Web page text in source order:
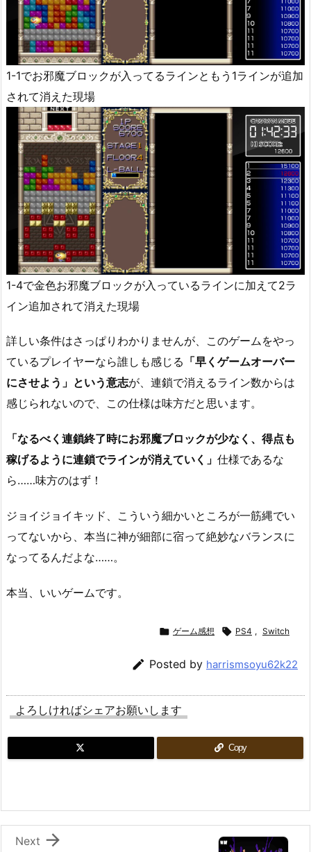
1-1でお邪魔ブロックが入ってるラインともう1ラインが追加
されて消えた現場
1-4で金色お邪魔ブロックが入っているラインに加えて2ラ
イン追加されて消えた現場
詳しい条件はさっぱりわかりませんが、このゲームをやっ
ているプレイヤーなら誰しも感じる 「早くゲームオーバー
にさせよう」という意志が、連鎖で消えるライン数からは
感じられないので、この仕様は味方だと思います。
「なるべく連鎖終了時にお邪魔ブロックが少なく、得点も
稼げるように連鎖でラインが消えていく」 仕様であるな
ら……味方のはず！
ジョイジョイキッド、こういう細かいところが一筋縄でい
ってないから、本当に神が細部に宿って絶妙なバランスに
なってるんだよな……。
本当、いいゲームです。
 ゲーム感想  PS4 , Switch
 Posted by harrismsoyu62k22
よろしければシェアお願いします
Copy

Next